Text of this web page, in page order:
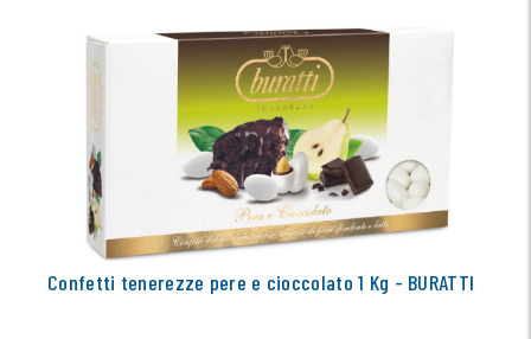
Confetti tenerezze pere e cioccolato 1 Kg - BURATTI